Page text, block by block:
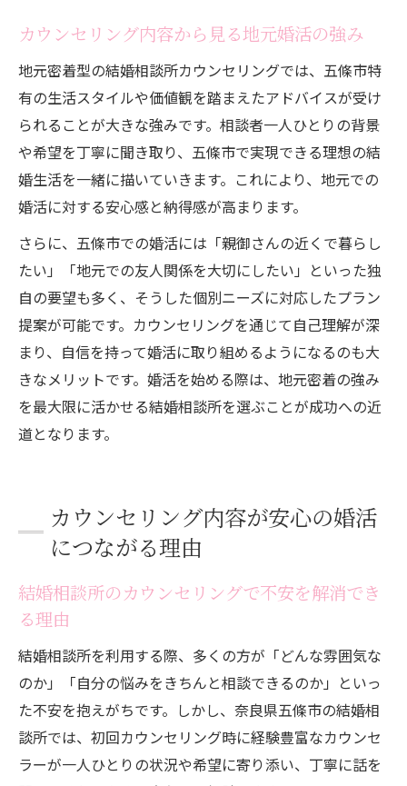
カウンセリング内容から見る地元婚活の強み
地元密着型の結婚相談所カウンセリングでは、五條市特
有の生活スタイルや価値観を踏まえたアドバイスが受け
られることが大きな強みです。相談者一人ひとりの背景
や希望を丁寧に聞き取り、五條市で実現できる理想の結
婚生活を一緒に描いていきます。これにより、地元での
婚活に対する安心感と納得感が高まります。
さらに、五條市での婚活には「親御さんの近くで暮らし
たい」「地元での友人関係を大切にしたい」といった独
自の要望も多く、そうした個別ニーズに対応したプラン
提案が可能です。カウンセリングを通じて自己理解が深
まり、自信を持って婚活に取り組めるようになるのも大
きなメリットです。婚活を始める際は、地元密着の強み
を最大限に活かせる結婚相談所を選ぶことが成功への近
道となります。
カウンセリング内容が安心の婚活
につながる理由
結婚相談所のカウンセリングで不安を解消でき
る理由
結婚相談所を利用する際、多くの方が「どんな雰囲気な
のか」「自分の悩みをきちんと相談できるのか」といっ
た不安を抱えがちです。しかし、奈良県五條市の結婚相
談所では、初回カウンセリング時に経験豊富なカウンセ
ラーが一人ひとりの状況や希望に寄り添い、丁寧に話を